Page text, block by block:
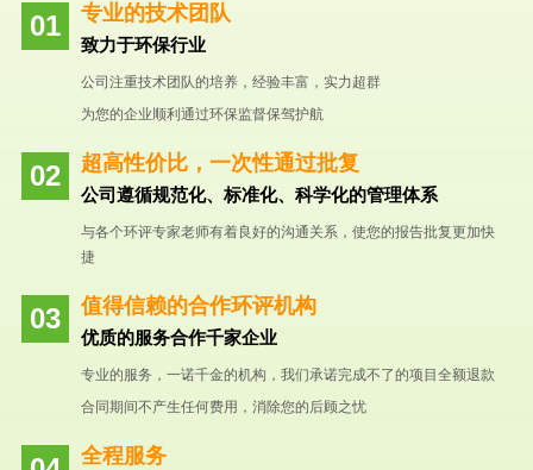
专业的技术团队
致力于环保行业
公司注重技术团队的培养，经验丰富，实力超群
为您的企业顺利通过环保监督保驾护航
超高性价比，一次性通过批复
公司遵循规范化、标准化、科学化的管理体系
与各个环评专家老师有着良好的沟通关系，使您的报告批复更加快
捷
值得信赖的合作环评机构
优质的服务合作千家企业
专业的服务，一诺千金的机构，我们承诺完成不了的项目全额退款
合同期间不产生任何费用，消除您的后顾之忧
全程服务